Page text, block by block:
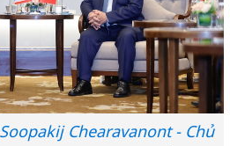
Chearavanont - Chủ